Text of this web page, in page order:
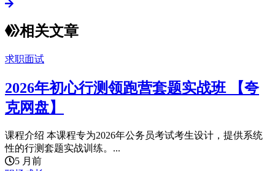
相关文章
求职面试
2026年初心行测领跑营套题实战班 【夸
克网盘】
课程介绍 本课程专为2026年公务员考试考生设计，提供系统
性的行测套题实战训练。...
5 月前